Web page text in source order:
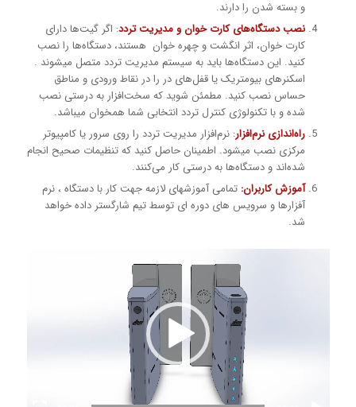
و بسته شدن را دارند.
نصب دستگاه‌های کارت خوان و مدیریت تردد: اگر گیت‌ها دارای
کارت خوان، اثر انگشت و چهره خوان هستند، دستگاه‌ها را نصب
کنید. این دستگاه‌ها باید به سیستم مدیریت تردد متصل میشوند .
اسکنرهای بیومتریک یا قفل‌های در را در نقاط ورودی و مناطق
حساس نصب کنید. مطمئن شوید که سخت‌افزار به درستی نصب
شده و با تکنولوژی کنترل تردد انتخابی شما همخوان میباشد.
راه‌اندازی نرم‌افزار: نرم‌افزار مدیریت تردد را روی سرور یا کامپیوتر
مرکزی نصب میشود. اطمینان حاصل کنید که تنظیمات صحیح انجام
شده‌اند و دستگاه‌ها به درستی کار می‌کنند.
آموزش کاربران: تمامی آموزشهای لازمه جهت کار با دستگاه ، نرم
آفزارها و سرویس های دوره ای توسط تیم شارگستر داده خواهد
شد.